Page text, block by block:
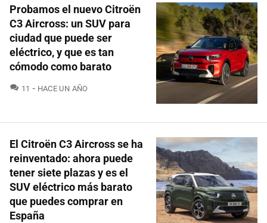
Probamos el nuevo Citroën
C3 Aircross: un SUV para
ciudad que puede ser
eléctrico, y que es tan
cómodo como barato
11 COMENTARIOS
HACE UN AÑO
El Citroën C3 Aircross se ha
reinventado: ahora puede
tener siete plazas y es el
SUV eléctrico más barato
que puedes comprar en
España